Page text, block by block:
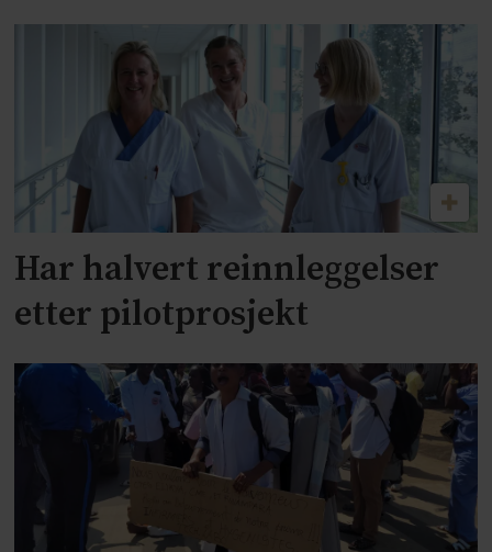
Har halvert reinnleggelser
etter pilotprosjekt